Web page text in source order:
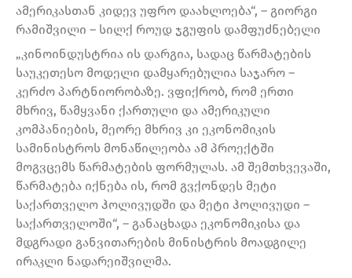
ამერიკასთან კიდევ უფრო დაახლოება“, – გიორგი
რამიშვილი – სილქ როუდ ჯგუფის დამფუძნებელი
„კინოინდუსტრია ის დარგია, სადაც წარმატების
საუკეთესო მოდელი დამყარებულია საჯარო –
კერძო პარტნიორობაზე. ვფიქრობ, რომ ერთი
მხრივ, წამყვანი ქართული და ამერიკული
კომპანიების, მეორე მხრივ კი ეკონომიკის
სამინისტროს მონაწილეობა ამ პროექტში
მოგვცემს წარმატების ფორმულას. ამ შემთხვევაში,
წარმატება იქნება ის, რომ გვქონდეს მეტი
საქართველო ჰოლივუდში და მეტი ჰოლივუდი –
საქართველოში“, – განაცხადა ეკონომიკისა და
მდგრადი განვითარების მინისტრის მოადგილე
ირაკლი ნადარეიშვილმა.